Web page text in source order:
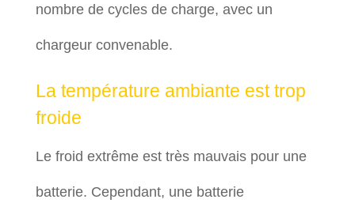
nombre de cycles de charge, avec un
chargeur convenable.
La température ambiante est trop
froide
Le froid extrême est très mauvais pour une
batterie. Cependant, une batterie